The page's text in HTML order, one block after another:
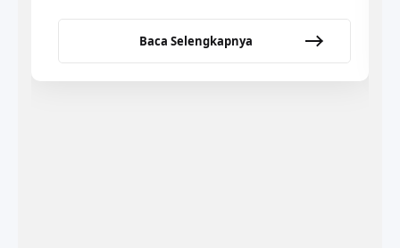
Baca Selengkapnya